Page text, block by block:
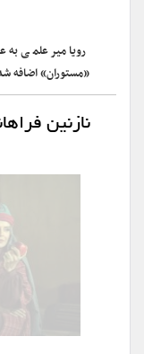
رویا میرعلمی به
«مستوران» اضافه
نازنین